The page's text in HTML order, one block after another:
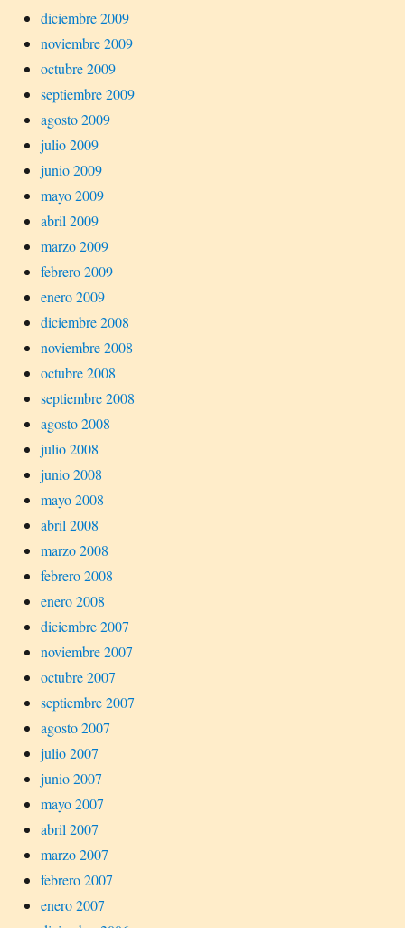
diciembre 2009
noviembre 2009
octubre 2009
septiembre 2009
agosto 2009
julio 2009
junio 2009
mayo 2009
abril 2009
marzo 2009
febrero 2009
enero 2009
diciembre 2008
noviembre 2008
octubre 2008
septiembre 2008
agosto 2008
julio 2008
junio 2008
mayo 2008
abril 2008
marzo 2008
febrero 2008
enero 2008
diciembre 2007
noviembre 2007
octubre 2007
septiembre 2007
agosto 2007
julio 2007
junio 2007
mayo 2007
abril 2007
marzo 2007
febrero 2007
enero 2007